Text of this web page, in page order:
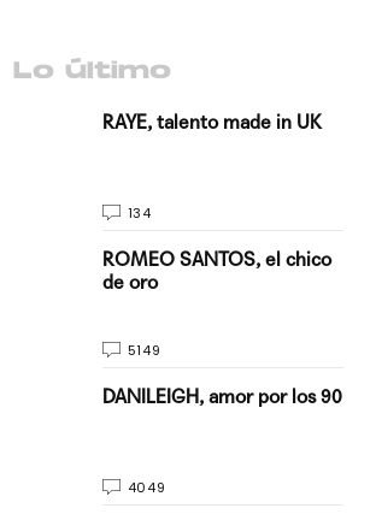
Lo último
RAYE, talento made in UK
134
ROMEO SANTOS, el chico
de oro
5149
DANILEIGH, amor por los 90
4049